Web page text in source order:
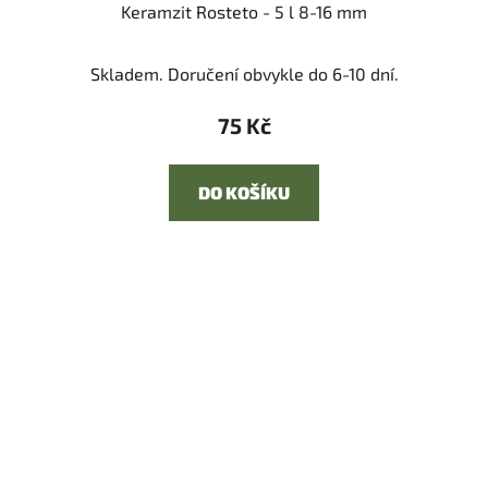
Keramzit Rosteto - 5 l 8-16 mm
Skladem. Doručení obvykle do 6-10 dní.
75 Kč
DO KOŠÍKU